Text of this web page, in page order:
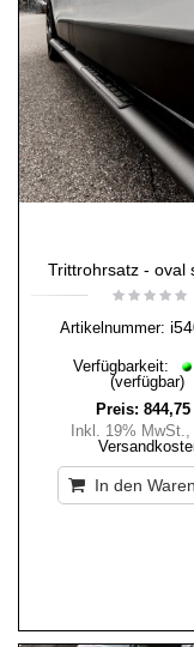
Trittrohrsatz - oval
Artikelnummer:
Verfügbarkeit:
(verfügbar)
Preis: 844,75
Inkl. 19% MwSt.,
In den